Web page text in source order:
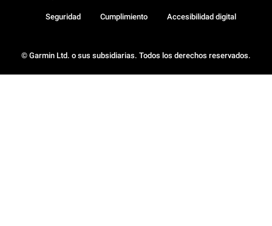
© Garmin Ltd. o sus subsidiarias. Todos los derechos reservados.
Seguridad Cumplimiento Accesibilidad digital